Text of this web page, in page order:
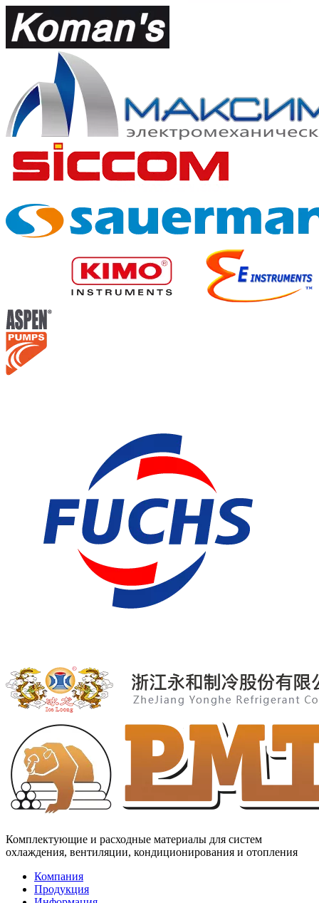
Комплектующие и расходные материалы для систем
охлаждения, вентиляции, кондиционирования и отопления
Компания
Продукция